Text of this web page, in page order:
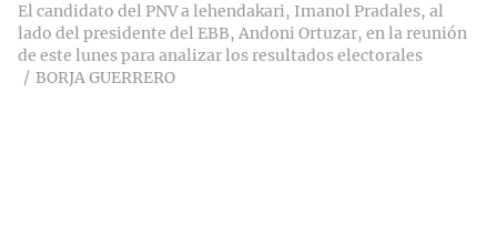
El candidato del PNV a lehendakari, Imanol Pradales, al
lado del presidente del EBB, Andoni Ortuzar, en la reunión
de este lunes para analizar los resultados electorales
BORJA GUERRERO